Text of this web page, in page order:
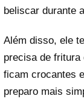
beliscar durante
Além disso, ele
precisa de fritura
ficam crocantes
preparo mais